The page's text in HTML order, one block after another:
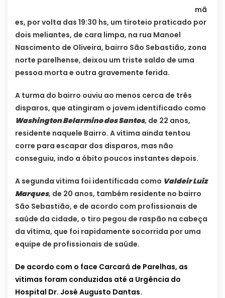
mã
es, por volta das 19:30 hs, um tiroteio praticado por
dois meliantes, de cara limpa, na rua Manoel
Nascimento de Oliveira, bairro São Sebastião, zona
norte parelhense, deixou um triste saldo de uma
pessoa morta e outra gravemente ferida.
A turma do bairro ouviu ao menos cerca de três
disparos, que atingiram o jovem identificado como
Washington Belarmino dos Santos, de 22 anos,
residente naquele Bairro. A vitima ainda tentou
corre para escapar dos disparos, mas não
conseguiu, indo a óbito poucos instantes depois.
A segunda vitima foi identificada como Valdeir Luiz
Marques, de 20 anos, também residente no bairro
São Sebastião, e de acordo com profissionais de
saúde da cidade, o tiro pegou de raspão na cabeça
da vítima, que foi rapidamente socorrida por uma
equipe de profissionais de saúde.
De acordo com o face Carcará de Parelhas, as
vitimas foram conduzidas até a Urgência do
Hospital Dr. José Augusto Dantas.